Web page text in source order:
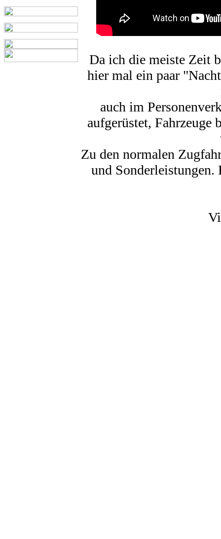
Da ich die meiste Zeit
hier mal ein paar
auch im
aufgerüstet, Fahrzeuge
Zu den normalen
und Sonderleistungen.